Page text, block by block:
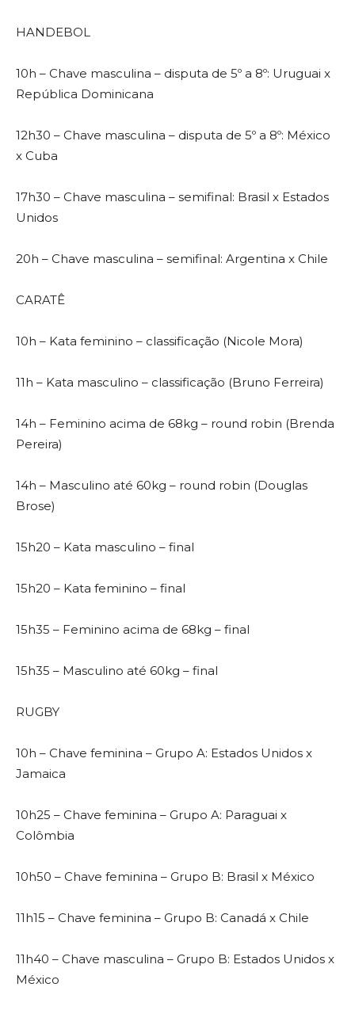
HANDEBOL
10h – Chave masculina – disputa de 5º a 8º: Uruguai x
República Dominicana
12h30 – Chave masculina – disputa de 5º a 8º: México
x Cuba
17h30 – Chave masculina – semifinal: Brasil x Estados
Unidos
20h – Chave masculina – semifinal: Argentina x Chile
CARATÊ
10h – Kata feminino – classificação (Nicole Mora)
11h – Kata masculino – classificação (Bruno Ferreira)
14h – Feminino acima de 68kg – round robin (Brenda
Pereira)
14h – Masculino até 60kg – round robin (Douglas
Brose)
15h20 – Kata masculino – final
15h20 – Kata feminino – final
15h35 – Feminino acima de 68kg – final
15h35 – Masculino até 60kg – final
RUGBY
10h – Chave feminina – Grupo A: Estados Unidos x
Jamaica
10h25 – Chave feminina – Grupo A: Paraguai x
Colômbia
10h50 – Chave feminina – Grupo B: Brasil x México
11h15 – Chave feminina – Grupo B: Canadá x Chile
11h40 – Chave masculina – Grupo B: Estados Unidos x
México